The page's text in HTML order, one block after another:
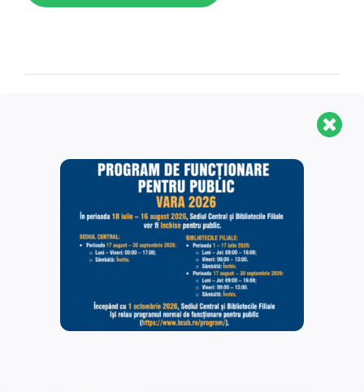
Detalii
Se termină: